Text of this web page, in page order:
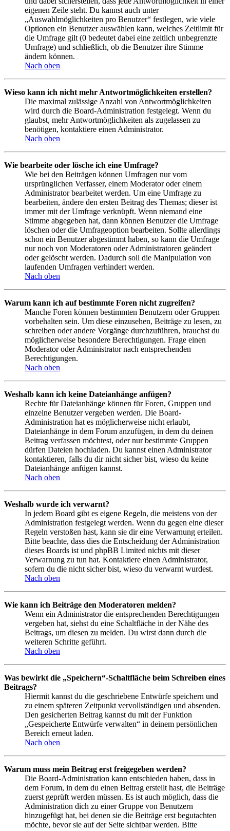
eigenen Zeile steht. Du kannst auch unter
„Auswahlmöglichkeiten pro Benutzer“ festlegen, wie viele
Optionen ein Benutzer auswählen kann, welches Zeitlimit für
die Umfrage gilt (0 bedeutet dabei eine zeitlich unbegrenzte
Umfrage) und schließlich, ob die Benutzer ihre Stimme
ändern können.
Nach oben
Wieso kann ich nicht mehr Antwortmöglichkeiten erstellen?
Die maximal zulässige Anzahl von Antwortmöglichkeiten
wird durch die Board-Administration festgelegt. Wenn du
glaubst, mehr Antwortmöglichkeiten als zugelassen zu
benötigen, kontaktiere einen Administrator.
Nach oben
Wie bearbeite oder lösche ich eine Umfrage?
Wie bei den Beiträgen können Umfragen nur vom
ursprünglichen Verfasser, einem Moderator oder einem
Administrator bearbeitet werden. Um eine Umfrage zu
bearbeiten, ändere den ersten Beitrag des Themas; dieser ist
immer mit der Umfrage verknüpft. Wenn niemand eine
Stimme abgegeben hat, dann können Benutzer die Umfrage
löschen oder die Umfrageoption bearbeiten. Sollte allerdings
schon ein Benutzer abgestimmt haben, so kann die Umfrage
nur noch von Moderatoren oder Administratoren geändert
oder gelöscht werden. Dadurch soll die Manipulation von
laufenden Umfragen verhindert werden.
Nach oben
Warum kann ich auf bestimmte Foren nicht zugreifen?
Manche Foren können bestimmten Benutzern oder Gruppen
vorbehalten sein. Um diese einzusehen, Beiträge zu lesen, zu
schreiben oder andere Vorgänge durchzuführen, brauchst du
möglicherweise besondere Berechtigungen. Frage einen
Moderator oder Administrator nach entsprechenden
Berechtigungen.
Nach oben
Weshalb kann ich keine Dateianhänge anfügen?
Rechte für Dateianhänge können für Foren, Gruppen und
einzelne Benutzer vergeben werden. Die Board-
Administration hat es möglicherweise nicht erlaubt,
Dateianhänge in dem Forum anzufügen, in dem du deinen
Beitrag verfassen möchtest, oder nur bestimmte Gruppen
dürfen Dateien hochladen. Du kannst einen Administrator
kontaktieren, falls du dir nicht sicher bist, wieso du keine
Dateianhänge anfügen kannst.
Nach oben
Weshalb wurde ich verwarnt?
In jedem Board gibt es eigene Regeln, die meistens von der
Administration festgelegt werden. Wenn du gegen eine dieser
Regeln verstoßen hast, kann sie dir eine Verwarnung erteilen.
Bitte beachte, dass dies die Entscheidung der Administration
dieses Boards ist und phpBB Limited nichts mit dieser
Verwarnung zu tun hat. Kontaktiere einen Administrator,
sofern du die nicht sicher bist, wieso du verwarnt wurdest.
Nach oben
Wie kann ich Beiträge den Moderatoren melden?
Wenn ein Administrator die entsprechenden Berechtigungen
vergeben hat, siehst du eine Schaltfläche in der Nähe des
Beitrags, um diesen zu melden. Du wirst dann durch die
weiteren Schritte geführt.
Nach oben
Was bewirkt die „Speichern“-Schaltfläche beim Schreiben eines
Beitrags?
Hiermit kannst du die geschriebene Entwürfe speichern und
zu einem späteren Zeitpunkt vervollständigen und absenden.
Den gesicherten Beitrag kannst du mit der Funktion
„Gespeicherte Entwürfe verwalten“ in deinem persönlichen
Bereich erneut laden.
Nach oben
Warum muss mein Beitrag erst freigegeben werden?
Die Board-Administration kann entschieden haben, dass in
dem Forum, in dem du einen Beitrag erstellt hast, die Beiträge
zuerst geprüft werden müssen. Es ist auch möglich, dass die
Administration dich zu einer Gruppe von Benutzern
hinzugefügt hat, bei denen sie die Beiträge erst begutachten
möchte, bevor sie auf der Seite sichtbar werden. Bitte